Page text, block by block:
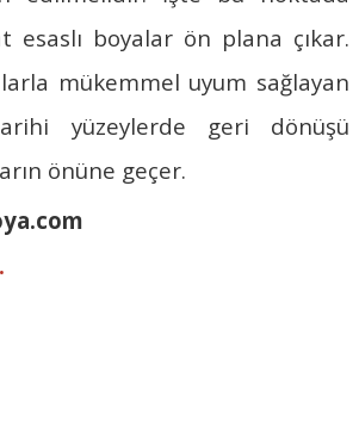
esaslı boyalar ön plana çıkar.
mükemmel uyum sağlayan
yüzeylerde geri dönüşü
önüne geçer.